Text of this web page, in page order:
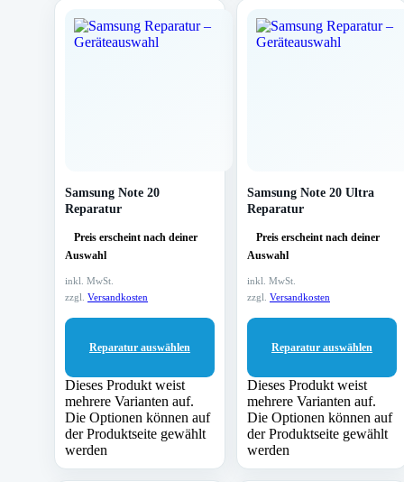
Samsung Note 20
Reparatur
Preis erscheint nach deiner
Auswahl
inkl. MwSt.
zzgl. Versandkosten
Reparatur auswählen
Dieses Produkt weist
mehrere Varianten auf.
Die Optionen können auf
der Produktseite gewählt
werden
Samsung Note 20 Ultra
Reparatur
Preis erscheint nach deiner
Auswahl
inkl. MwSt.
zzgl. Versandkosten
Reparatur auswählen
Dieses Produkt weist
mehrere Varianten auf.
Die Optionen können auf
der Produktseite gewählt
werden